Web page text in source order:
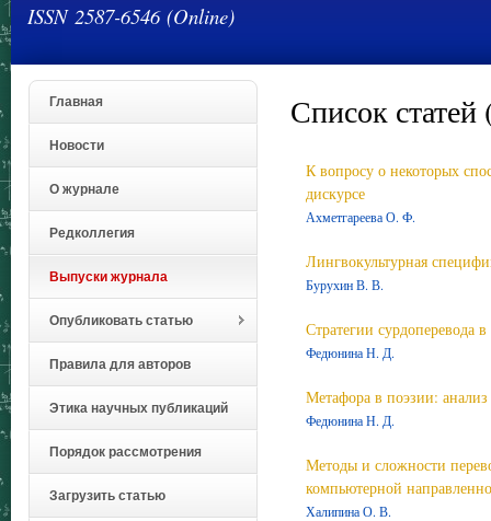
ISSN 2587-6546 (Online)
Главная
Новости
О журнале
Редколлегия
Выпуски журнала
Опубликовать статью
Правила для авторов
Этика научных публикаций
Порядок рассмотрения
Загрузить статью
Список
К вопросу о некоторых
дискурсе
Ахметгареева О. Ф.
Лингвокультурная
Бурухин В. В.
Стратегии сурдоперевода
Федюнина Н. Д.
Метафора в поэзии: анализ
Федюнина Н. Д.
Методы и сложности
компьютерной
Халипина О. В.